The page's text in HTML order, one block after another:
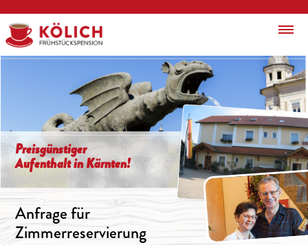
Preisgünstiger
Aufenthalt in Kärnten!
Anfrage für
Zimmerreservierung